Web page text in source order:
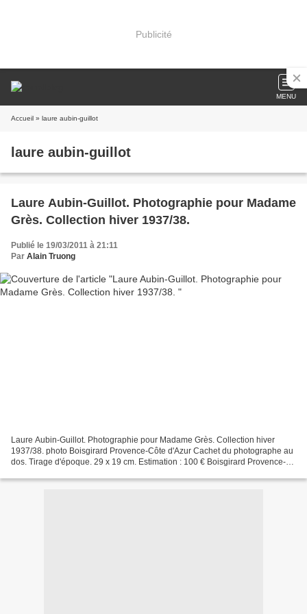
Publicité
MENU
Accueil » laure aubin-guillot
laure aubin-guillot
Laure Aubin-Guillot. Photographie pour Madame
Grès. Collection hiver 1937/38.
Publié le 19/03/2011 à 21:11
Par Alain Truong
Laure Aubin-Guillot. Photographie pour Madame Grès. Collection hiver
1937/38. photo Boisgirard Provence-Côte d'Azur Cachet du photographe au
dos. Tirage d'époque. 29 x 19 cm. Estimation : 100 € Boisgirard Provence-